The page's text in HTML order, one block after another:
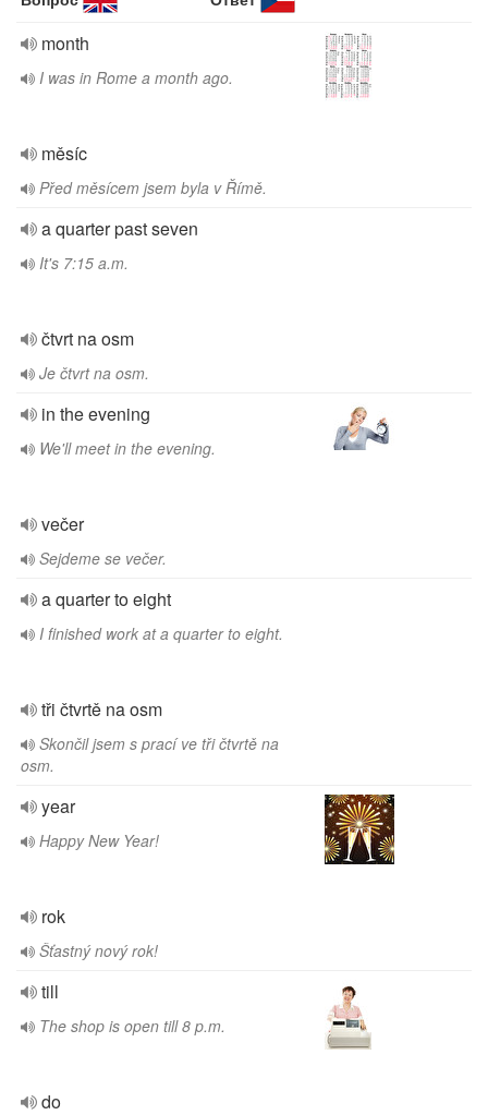
month
I was in Rome a month ago.
měsíc
Před měsícem jsem byla v Římě.
a quarter past seven
It's 7:15 a.m.
čtvrt na osm
Je čtvrt na osm.
in the evening
We'll meet in the evening.
večer
Sejdeme se večer.
a quarter to eight
I finished work at a quarter to eight.
tři čtvrtě na osm
Skončil jsem s prací ve tři čtvrtě na
osm.
year
Happy New Year!
rok
Šťastný nový rok!
till
The shop is open till 8 p.m.
do